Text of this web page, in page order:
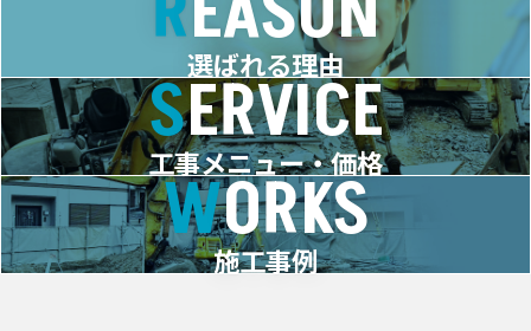
選ばれる理由
WORKS
施工事例
SERVICE
工事メニュー・価格